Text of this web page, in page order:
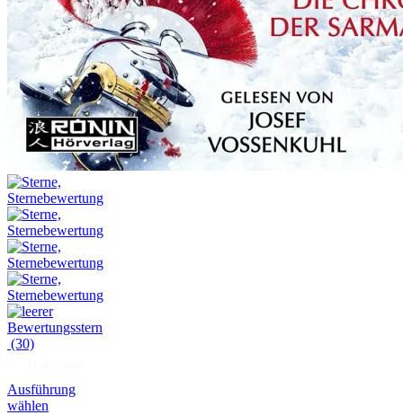
(30)
Ausführung
wählen